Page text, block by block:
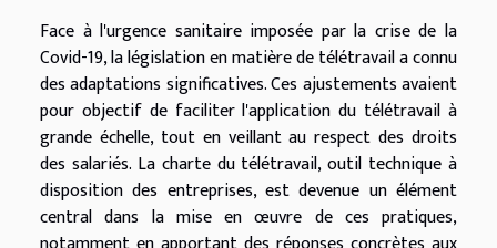
Face à l'urgence sanitaire imposée par la crise de la
Covid-19, la législation en matière de télétravail a connu
des adaptations significatives. Ces ajustements avaient
pour objectif de faciliter l'application du télétravail à
grande échelle, tout en veillant au respect des droits
des salariés. La charte du télétravail, outil technique à
disposition des entreprises, est devenue un élément
central dans la mise en œuvre de ces pratiques,